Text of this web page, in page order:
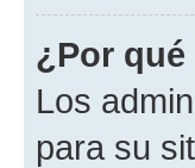
¿Por
Los
para su